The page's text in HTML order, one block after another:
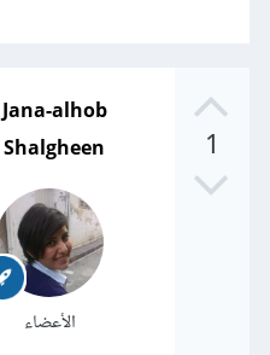
1
Jana-alhob
Shalgheen
الأعضاء